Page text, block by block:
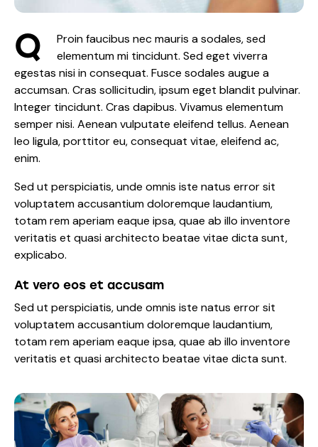
Q
Proin faucibus nec mauris a sodales, sed
elementum mi tincidunt. Sed eget viverra
egestas nisi in consequat. Fusce sodales augue a
accumsan. Cras sollicitudin, ipsum eget blandit pulvinar.
Integer tincidunt. Cras dapibus. Vivamus elementum
semper nisi. Aenean vulputate eleifend tellus. Aenean
leo ligula, porttitor eu, consequat vitae, eleifend ac,
enim.
Sed ut perspiciatis, unde omnis iste natus error sit
voluptatem accusantium doloremque laudantium,
totam rem aperiam eaque ipsa, quae ab illo inventore
veritatis et quasi architecto beatae vitae dicta sunt,
explicabo.
At vero eos et accusam
Sed ut perspiciatis, unde omnis iste natus error sit
voluptatem accusantium doloremque laudantium,
totam rem aperiam eaque ipsa, quae ab illo inventore
veritatis et quasi architecto beatae vitae dicta sunt.